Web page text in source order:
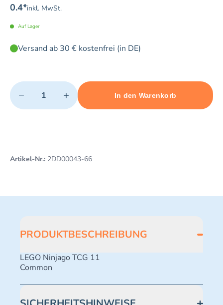
0.4*inkl. MwSt.
Auf Lager
Versand ab 30 € kostenfrei (in DE)
Quantity
− +
Minimum quantity: 1 Maximum quantity: 499
In den Warenkorb
Add 1 item to cart
Artikel-Nr.: 2DD00043-66
PRODUKTBESCHREIBUNG
LEGO Ninjago TCG 11
Common